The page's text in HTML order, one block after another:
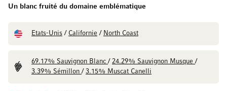
Un blanc fruité du domaine emblématique
Etats-Unis / Californie / North Coast
69.17% Sauvignon Blanc/ 24.29% Sauvignon Musque/
3.39% Sémillon/ 3.15% Muscat Canelli